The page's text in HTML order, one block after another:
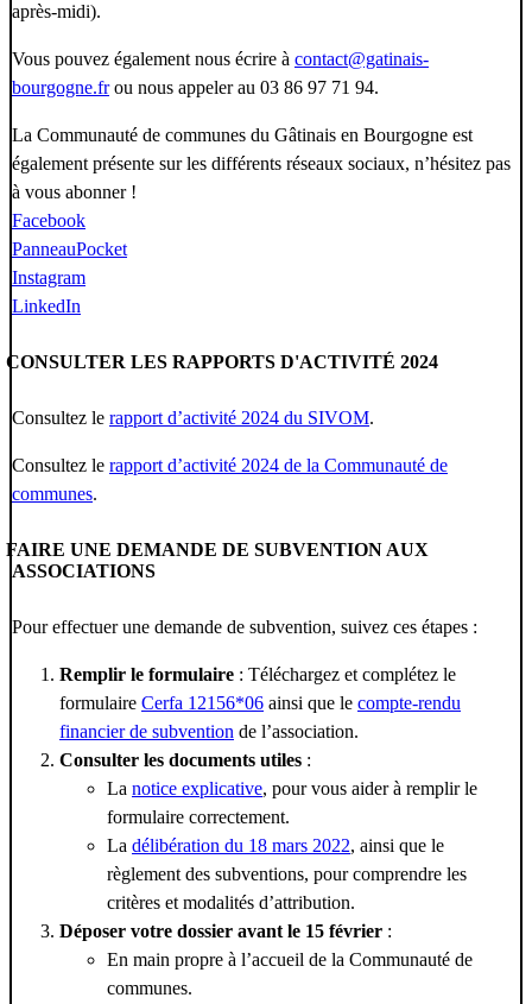
après-midi).
Vous pouvez également nous écrire à contact@gatinais-
bourgogne.frou nous appeler au 03 86 97 71 94.
La Communauté de communes du Gâtinais en Bourgogne est
également présente sur les différents réseaux sociaux, n’hésitez pas
à vous abonner !
Facebook
PanneauPocket
Instagram
LinkedIn
CONSULTER LES RAPPORTS D'ACTIVITÉ 2024
Consultez le rapport d’activité 2024 du SIVOM.
Consultez le rapport d’activité 2024 de la Communauté de
communes.
FAIRE UNE DEMANDE DE SUBVENTION AUX
ASSOCIATIONS
Pour effectuer une demande de subvention, suivez ces étapes :
Remplir le formulaire : Téléchargez et complétez le
formulaire Cerfa 12156*06 ainsi que le compte-rendu
financier de subvention de l’association.
Consulter les documents utiles :
La notice explicative, pour vous aider à remplir le
formulaire correctement.
La délibération du 18 mars 2022, ainsi que le
règlement des subventions, pour comprendre les
critères et modalités d’attribution.
Déposer votre dossier avant le 15 février :
En main propre à l’accueil de la Communauté de
communes.